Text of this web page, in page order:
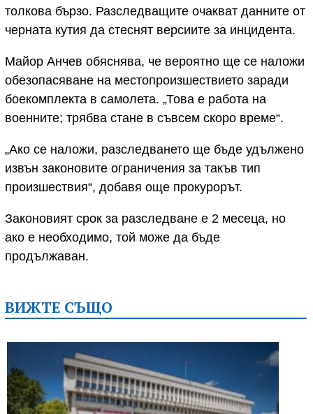
толкова бързо. Разследващите очакват данните от
черната кутия да стеснят версиите за инцидента.
Майор Анчев обяснява, че вероятно ще се наложи
обезопасяване на местопроизшествието заради
боекомплекта в самолета. „Това е работа на
военните; трябва стане в съвсем скоро време“.
„Ако се наложи, разследването ще бъде удължено
извън законовите ограничения за такъв тип
произшествия“, добавя още прокурорът.
Законовият срок за разследване е 2 месеца, но
ако е необходимо, той може да бъде
продължаван.
ВИЖТЕ СЪЩО